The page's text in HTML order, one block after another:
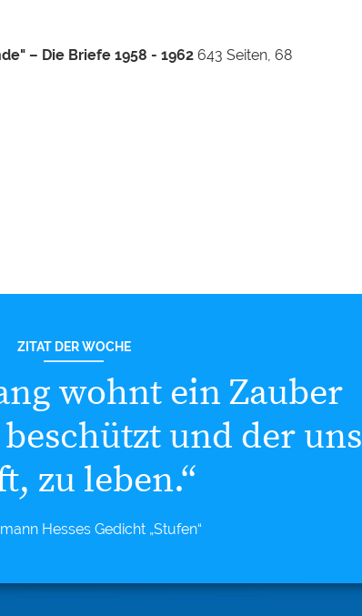
– Die Briefe 1958 - 1962 643 Seiten, 68
ZITAT DER WOCHE
wohnt ein Zauber
und der uns
zu leben.“
Hesses Gedicht „Stufen“